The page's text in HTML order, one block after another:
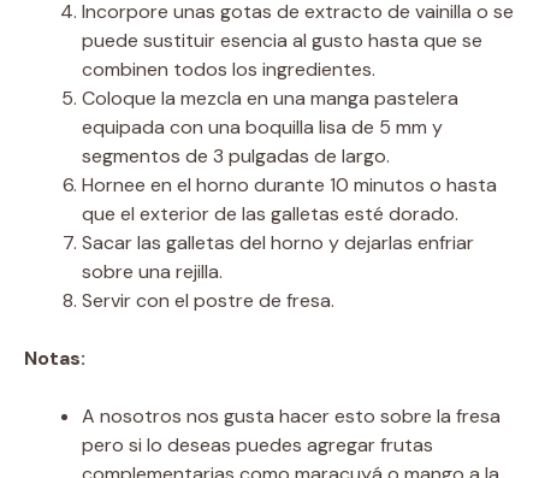
Incorpore unas gotas de extracto de vainilla o se
puede sustituir esencia al gusto hasta que se
combinen todos los ingredientes.
Coloque la mezcla en una manga pastelera
equipada con una boquilla lisa de 5 mm y
segmentos de 3 pulgadas de largo.
Hornee en el horno durante 10 minutos o hasta
que el exterior de las galletas esté dorado.
Sacar las galletas del horno y dejarlas enfriar
sobre una rejilla.
Servir con el postre de fresa.
Notas:
A nosotros nos gusta hacer esto sobre la fresa
pero si lo deseas puedes agregar frutas